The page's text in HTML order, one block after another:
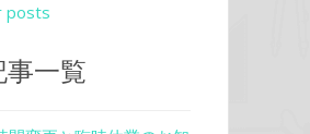
posts
一覧